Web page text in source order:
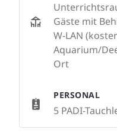
Gäste mit
W-LAN
Aquarium/
Ort
PERSONAL
5 PADI-